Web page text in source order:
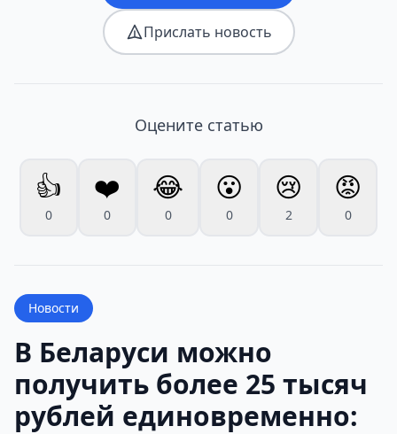
Прислать новость
Оцените статью
👍
0
❤️
0
😂
0
😮
0
😢
2
😡
0
Новости
В Беларуси можно
получить более 25 тысяч
рублей единовременно: